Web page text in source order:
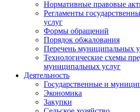
Нормативные правовые
Регламенты
услуг
Формы обращений
Порядок обжалования
Перечень муниципальных
Технологические схемы
муниципальных услуг
Деятельность
Государственные и
Экономика
Закупки